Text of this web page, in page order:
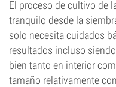
El proceso de cultivo de
tranquilo desde la
solo necesita cuidados
resultados incluso
bien tanto en interior
tamaño relativamente